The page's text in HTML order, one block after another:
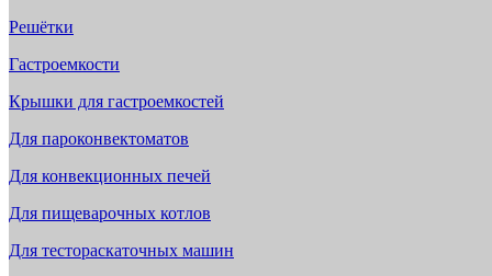
Решётки
Гастроемкости
Крышки для гастроемкостей
Для пароконвектоматов
Для конвекционных печей
Для пищеварочных котлов
Для тестораскаточных машин